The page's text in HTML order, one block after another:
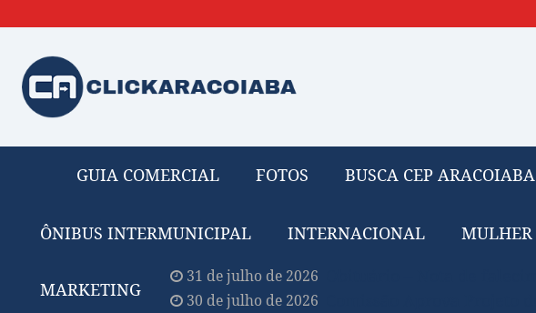
GUIA COMERCIAL FOTOS BUSCA CEP ARACOIABA
ÔNIBUS INTERMUNICIPAL INTERNACIONAL MULHER
MARKETING
31 de julho de 2026
30 de julho de 2026